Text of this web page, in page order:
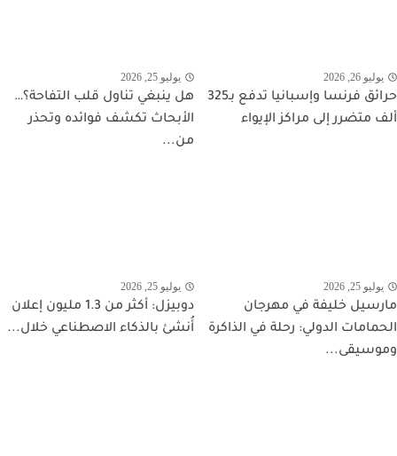
يوليو 26, 2026
حرائق فرنسا وإسبانيا تدفع بـ325
ألف متضرر إلى مراكز الإيواء
يوليو 25, 2026
هل ينبغي تناول قلب التفاحة؟…
الأبحاث تكشف فوائده وتحذر
من...
يوليو 25, 2026
مارسيل خليفة في مهرجان
الحمامات الدولي: رحلة في الذاكرة
وموسيقى...
يوليو 25, 2026
دوبيزل: أكثر من 1.3 مليون إعلان
أُنشئ بالذكاء الاصطناعي خلال...